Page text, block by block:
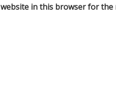
website in this browser for